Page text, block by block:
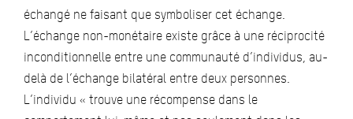
échangé ne faisant que symboliser cet échange.
L’échange non-monétaire existe grâce à une réciprocité
inconditionnelle entre une communauté d’individus, au-
delà de l’échange bilatéral entre deux personnes.
L’individu « trouve une récompense dans le